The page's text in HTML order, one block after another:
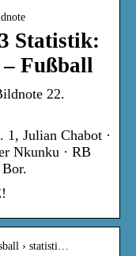
Statistik:
Fußball
22.
1, Julian Chabot ·
Nkunku · RB
› statisti…